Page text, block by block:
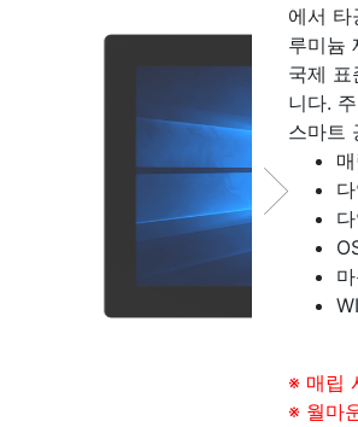
에서
루미늄
국제 표
니다.
스마트
※ 매립
※ 월마